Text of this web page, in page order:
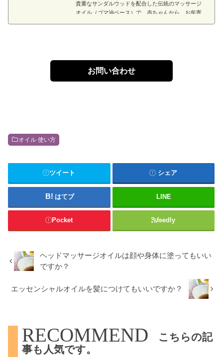
貴重なサンダルウッドを配合した伝統のマッサージ
オイル（ゴマ油ベース）で、赤ちゃんから、お年寄
お問い合わせ
オイル 使い方
ツイート シェア
はてブ LINE
Pocket feedly
ヘッドマッサージオイルは顔や身体に塗ってもいい
ですか？
エッセンシャルオイルを髪につけてもいいですか？
RECOMMEND
こちらの記
事も人気です。